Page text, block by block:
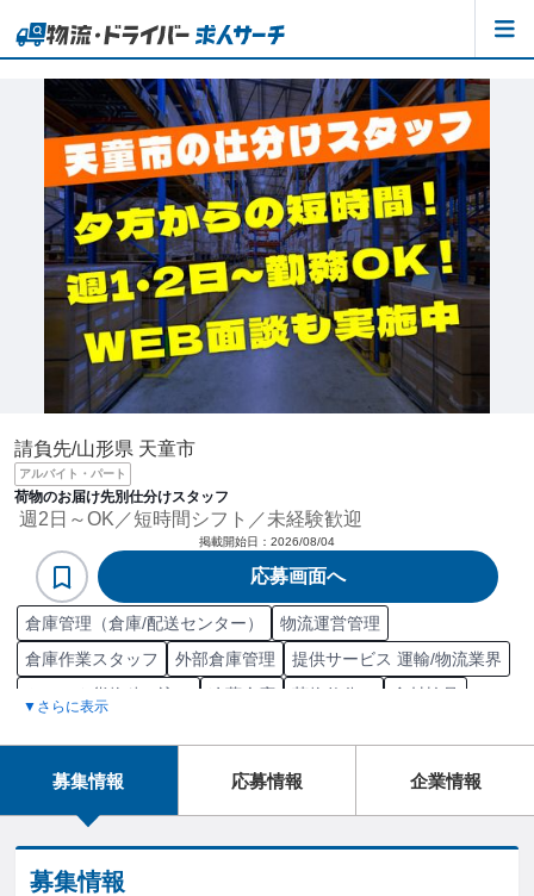
請負先/山形県 天童市
アルバイト・パート
荷物のお届け先別仕分けスタッフ
週2日～OK／短時間シフト／未経験歓迎
掲載開始日： 2026/08/04
応募画面へ
倉庫管理（倉庫/配送センター）
物流運営管理
倉庫作業スタッフ
外部倉庫管理
提供サービス 運輸/物流業界
トラック貨物積み込み
冷蔵倉庫 荷物仕分け
食材検品
▼さらに表示
募集情報 応募情報 企業情報
募集情報